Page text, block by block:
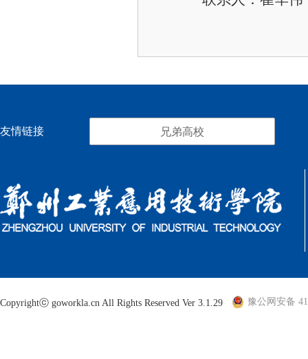
友情链接 兄弟高校
Copyrightⓒ goworkla.cn All Rights Reserved Ver 3.1.29 豫公网安备